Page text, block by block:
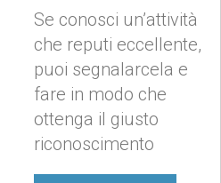
Se conosci un’attività
che reputi eccellente,
puoi segnalarcela e
fare in modo che
ottenga il giusto
riconoscimento